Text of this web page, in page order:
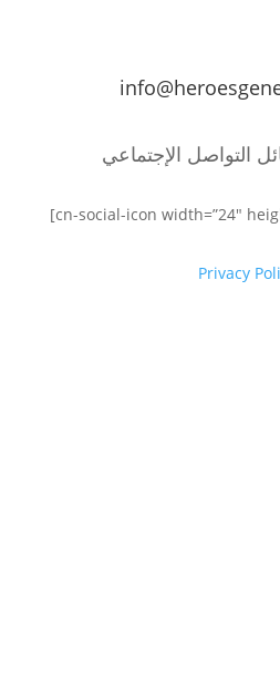
التواصل الإجتماعي
[cn-social-icon width=”24″
Privacy